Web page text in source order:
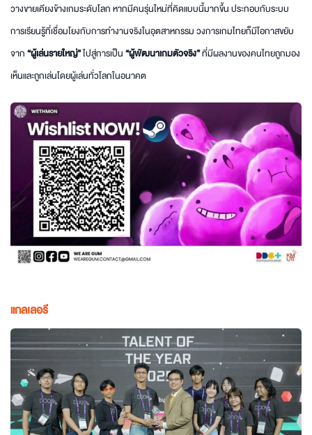
วางขายเคียงข้างเกมระดับโลก หากมีคนรุ่นใหม่ที่คิดแบบนี้มากขึ้น ประกอบกับระบบ
การเรียนรู้ที่เชื่อมโยงกับการทำงานจริงในอุตสาหกรรม วงการเกมไทยก็มีโอกาสขยับ
จาก“ผู้เล่นรายใหญ่”ไปสู่การเป็น“ผู้พัฒนาเกมตัวจริง”ที่มีผลงานของคนไทยถูกมอง
เห็นและถูกเล่นโดยผู้เล่นทั่วโลกในอนาคต
แกลเลอรี